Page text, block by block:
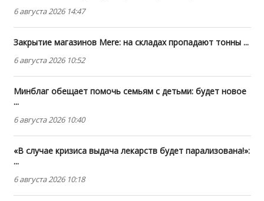
6 августа 2026 14:47
Закрытие магазинов Mere: на складах пропадают тонны ...
6 августа 2026 10:52
Минблаг обещает помочь семьям с детьми: будет новое
...
6 августа 2026 10:40
«В случае кризиса выдача лекарств будет парализована!»:
...
6 августа 2026 10:18